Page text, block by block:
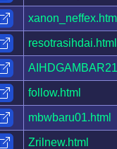
xanon_neffex.html
resotrasihdai.html
follow.html
mbwbaru01.html
Zrilnew.html